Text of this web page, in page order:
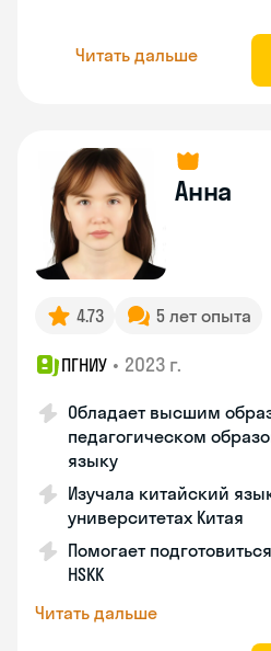
Читать дальше
Анна
4.73 5 лет опыта
ПГНИУ • 2023 г.
Обладает высшим
педагогическом
языку
Изучала китайский
университетах Китая
Помогает
HSKK
Читать дальше